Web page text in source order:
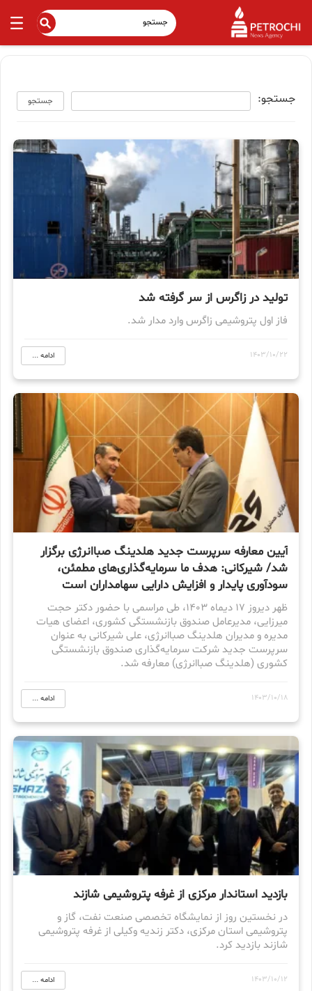
جستجو: جستجو
تولید در زاگرس از سر گرفته شد
فاز اول پتروشیمی زاگرس وارد مدار شد.
1403/10/22 ادامه ...
آیین معارفه سرپرست جدید هلدینگ صباانرژی برگزار
شد/ شیرکانی: هدف ما سرمایه‌گذاری‌های مطمئن،
سودآوری پایدار و افزایش دارایی سهامداران است
ظهر دیروز 17 دیماه 1403، طی مراسمی با حضور دکتر حجت
میرزایی، مدیرعامل صندوق بازنشستگی کشوری، اعضای هیات
مدیره و مدیران هلدینگ صباانرژی، علی شیرکانی به عنوان
سرپرست جدید شرکت سرمایه‌گذاری صندوق بازنشستگی
کشوری (هلدینگ صباانرژی) معارفه شد.
1403/10/18 ادامه ...
بازدید استاندار مرکزی از غرفه پتروشیمی شازند
در نخستین روز از نمایشگاه تخصصی صنعت نفت، گاز و
پتروشیمی استان مرکزی، دکتر زندیه وکیلی از غرفه پتروشیمی
شازند بازدید کرد.
1403/10/12 ادامه ...